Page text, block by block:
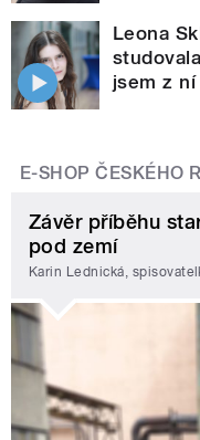
Leona
jsem z
E-SHOP ČESKÉHO
Závěr příběhu
pod zemí
Karin Lednická,